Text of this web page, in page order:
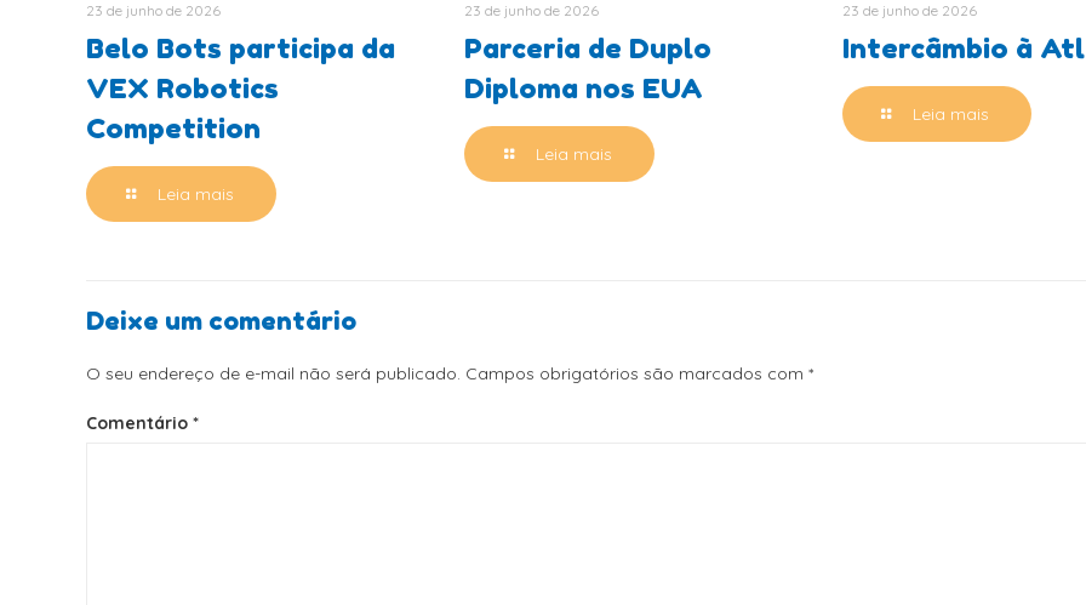
23 de junho de 2026
Belo Bots participa da
VEX Robotics
Competition
Leia mais
23 de junho de 2026
Parceria de Duplo
Diploma nos EUA
Leia mais
23 de junho de 2026
Intercâmbio à
Leia mais
Deixe um comentário
O seu endereço de e-mail não será publicado. Campos obrigatórios são marcados com*
Comentário*